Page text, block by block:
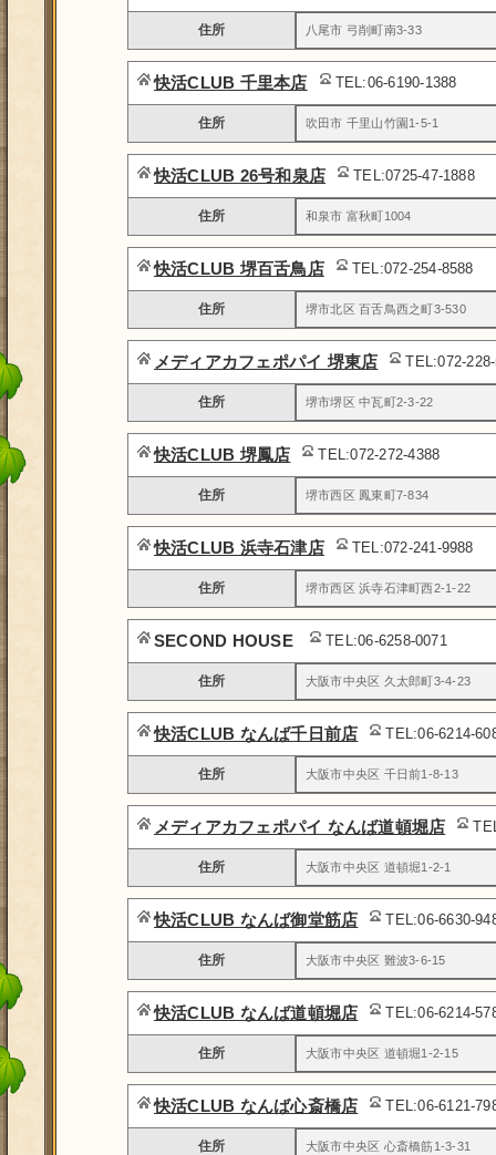
住所 八尾市 弓削町南3-33
快活CLUB 千里本店 TEL:06-6190-1388
住所 吹田市 千里山竹園1-5-1
快活CLUB 26号和泉店 TEL:0725-47-1888
住所 和泉市 富秋町1004
快活CLUB 堺百舌鳥店 TEL:072-254-8588
住所 堺市北区 百舌鳥西之町3-530
メディアカフェポパイ 堺東店 TEL:072-
住所 堺市堺区 中瓦町2-3-22
快活CLUB 堺鳳店 TEL:072-272-4388
住所 堺市西区 鳳東町7-834
快活CLUB 浜寺石津店 TEL:072-241-9988
住所 堺市西区 浜寺石津町西2-1-22
SECOND HOUSE TEL:06-6258-0071
住所 大阪市中央区 久太郎町3-4-23
快活CLUB なんば千日前店 TEL:06-6214-
住所 大阪市中央区 千日前1-8-13
メディアカフェポパイ なんば道頓堀店
住所 大阪市中央区 道頓堀1-2-1
快活CLUB なんば御堂筋店 TEL:06-6630-
住所 大阪市中央区 難波3-6-15
快活CLUB なんば道頓堀店 TEL:06-6214-
住所 大阪市中央区 道頓堀1-2-15
快活CLUB なんば心斎橋店 TEL:06-6121-
住所 大阪市中央区 心斎橋筋1-3-31